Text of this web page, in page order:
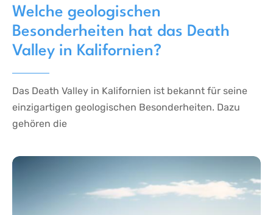
Welche geologischen
Besonderheiten hat das Death
Valley in Kalifornien?
Das Death Valley in Kalifornien ist bekannt für seine
einzigartigen geologischen Besonderheiten. Dazu
gehören die